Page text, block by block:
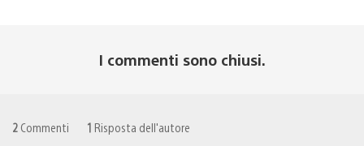
I commenti sono chiusi.
2 Commenti 1 Risposta dell'autore